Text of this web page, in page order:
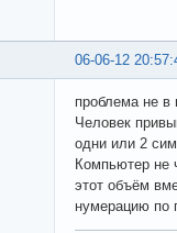
06-06-12
проблема не в
Человек
одни или 2
Компьютер не
этот объём
нумерацию по